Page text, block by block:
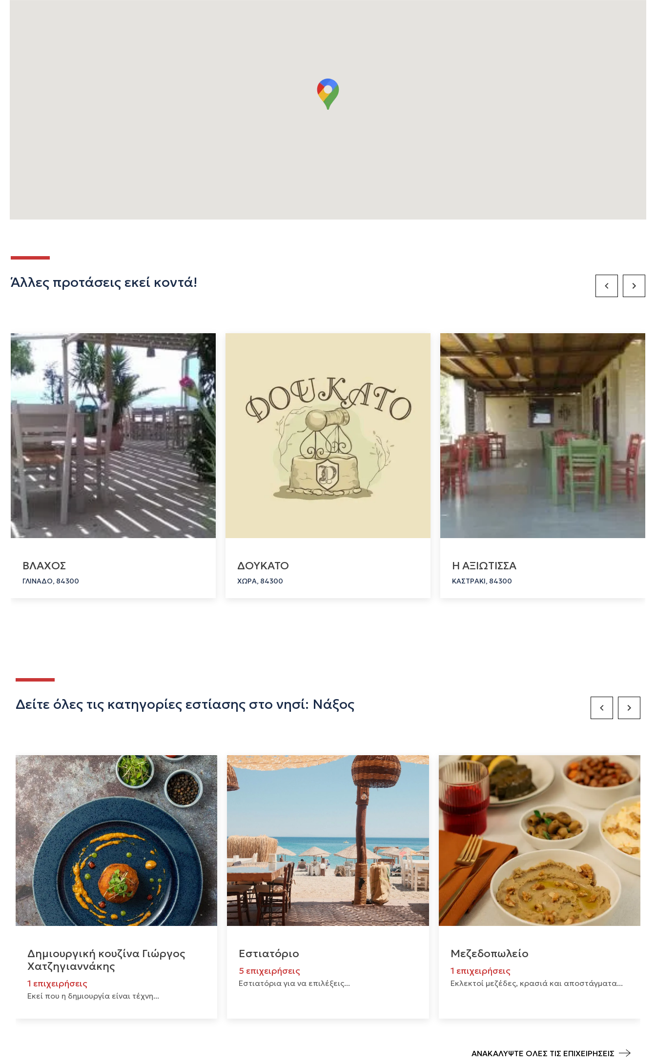
Άλλες προτάσεις εκεί κοντά!
ΒΛΑΧΟΣ
ΓΛΙΝΑΔΟ, 84300
ΔΟΥΚΑΤΟ
ΧΩΡΑ, 84300
Η ΑΞΙΩΤΙΣΣΑ
ΚΑΣΤΡΑΚΙ, 84300
Previous SlideNext
Δείτε όλες τις κατηγορίες εστίασης στο νησί: Νάξος
Δημιουργική κουζίνα Γιώργος
Χατζηγιαννάκης
1 επιχειρήσεις
Εκεί που η δημιουργία είναι τέχνη...
Εστιατόριο
5 επιχειρήσεις
Εστιατόρια για να επιλέξεις...
Μεζεδοπωλείο
1 επιχειρήσεις
Εκλεκτοί μεζέδες, κρασιά και αποστάγματα...
Previous SlideNext Slide
ΑΝΑΚΑΛΥΨΤΕ ΟΛΕΣ ΤΙΣ ΕΠΙΧΕΙΡΗΣΕΙΣ